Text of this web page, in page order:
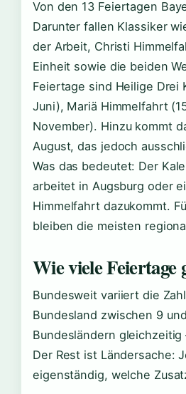
Von den 13 Feiertagen
Darunter fallen Klassiker
der Arbeit, Christi
Einheit sowie die beiden
Feiertage sind Heilige Drei
Juni), Mariä Himmelfahrt
November). Hinzu kommt
August, das jedoch
Was das bedeutet: Der
arbeitet in Augsburg oder
Himmelfahrt dazukommt.
bleiben die meisten
Wie viele Feiertage
Bundesweit variiert die
Bundesland zwischen 9
Bundesländern
Der Rest ist Ländersache:
eigenständig, welche